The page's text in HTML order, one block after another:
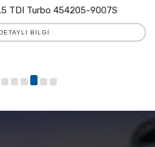
TDI Turbo 454205-9007S
BILGI